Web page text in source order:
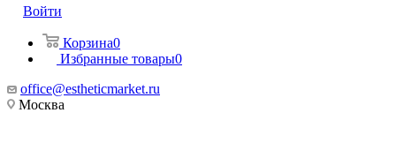
Войти
Корзина0
Избранные товары0
office@estheticmarket.ru
Москва